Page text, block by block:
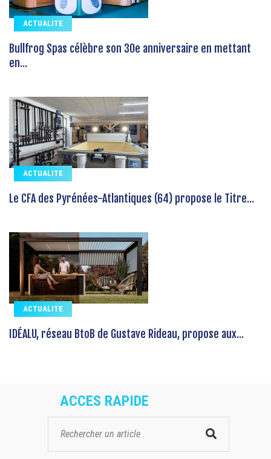
ACTUALITE
Bullfrog Spas célèbre son 30e anniversaire en mettant
en...
ACTUALITE
Le CFA des Pyrénées-Atlantiques (64) propose le Titre...
ACTUALITE
IDÉALU, réseau BtoB de Gustave Rideau, propose aux...
ACCES RAPIDE